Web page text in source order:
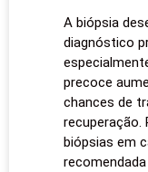
A biópsia
diagnóstico
precoce
chances de
recuperação.
biópsias em